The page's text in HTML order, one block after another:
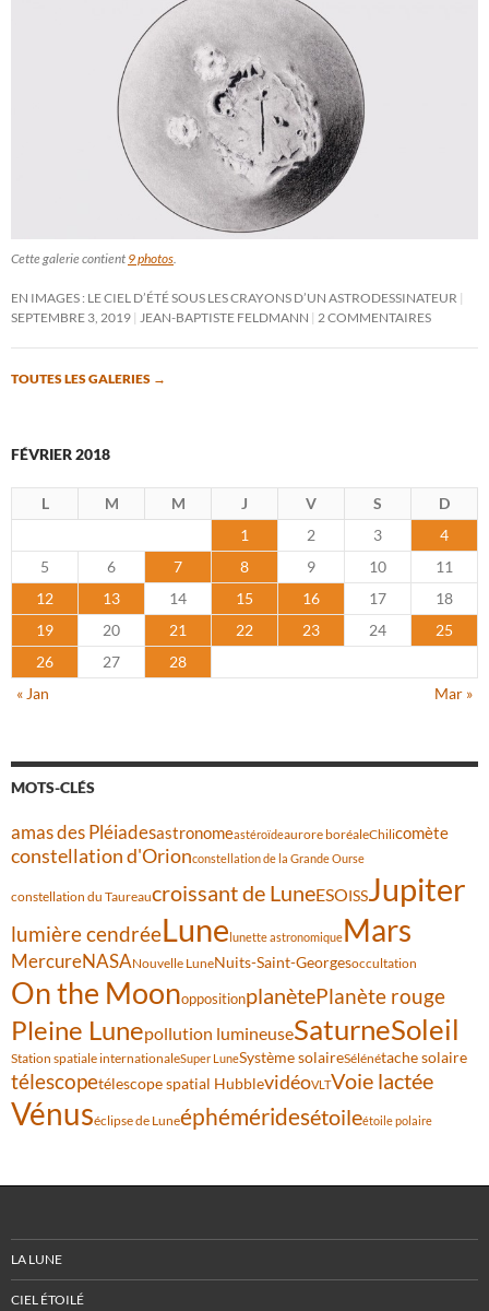
Cette galerie contient 9 photos
EN IMAGES : LE CIEL D’ÉTÉ SOUS LES CRAYONS D’UN ASTRODESSINATEUR
SEPTEMBRE 3, 2019
JEAN-BAPTISTE FELDMANN 2 COMMENTAIRES
TOUTES LES GALERIES →
FÉVRIER 2018
L M M J V S
D
1
2 3
4
5
6 7 8 9 10
11
12
13 14 15 16 17
18
19
20 21 22 23 24
25
26
27
28
« Jan
Mar »
MOTS-CLÉS
amas des Pléiadesastronomeastéroïdeaurore boréaleChilicomète
constellation d'Orionconstellation de la Grande Ourse
constellation du Taureaucroissant de LuneESOISSJupiter
lumière cendréeLunelunette astronomiqueMars
MercureNASANouvelle LuneNuits-Saint-Georgesoccultation
On the MoonoppositionplanètePlanète rouge
Pleine Lunepollution lumineuseSaturneSoleil
Station spatiale internationaleSuper LuneSystème solaireSélénétache solaire
télescopetélescope spatial HubblevidéoVLTVoie lactée
Vénuséclipse de Luneéphéméridesétoileétoile polaire
LA LUNE
CIEL ÉTOILÉ